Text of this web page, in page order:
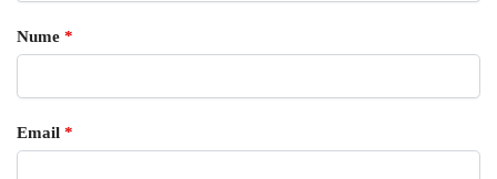
Nume *
Email *